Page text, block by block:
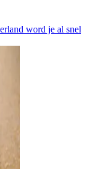
word je al snel